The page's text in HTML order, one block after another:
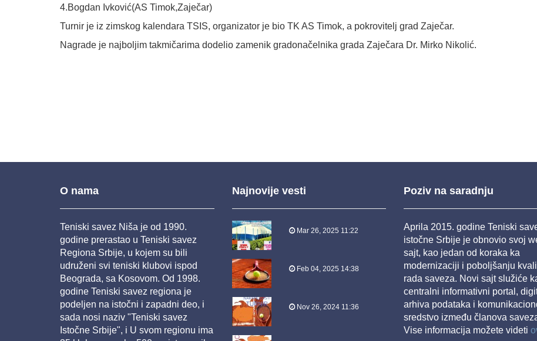
4.Bogdan Ivković(AS Timok,Zaječar)
Turnir je iz zimskog kalendara TSIS, organizator je bio TK AS Timok, a pokrovitelj grad Zaječar.
Nagrade je najboljim takmičarima dodelio zamenik gradonačelnika grada Zaječara Dr. Mirko Nikolić.
O nama
Teniski savez Niša je od 1990.
godine prerastao u Teniski savez
Regiona Srbije, u kojem su bili
udruženi svi teniski klubovi ispod
Beograda, sa Kosovom. Od 1998.
godine Teniski savez regiona je
podeljen na istočni i zapadni deo, i
sada nosi naziv "Teniski savez
Istočne Srbije", i U svom regionu ima
Najnovije vesti
Mar 26, 2025 11:22
Feb 04, 2025 14:38
Nov 26, 2024 11:36
Poziv na saradnju
Aprila 2015. godine Teniski
istočne Srbije je obnovio svoj
sajt, kao jedan od koraka ka
modernizaciji i poboljšanju
rada saveza. Novi sajt služiće
centralni informativni portal,
arhiva podataka i
sredstvo između članova
Vise informacija možete videti